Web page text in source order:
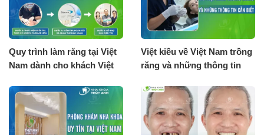
Quy trình làm răng tại Việt
Nam dành cho khách Việt
Việt kiều về Việt Nam trồng
răng và những thông tin